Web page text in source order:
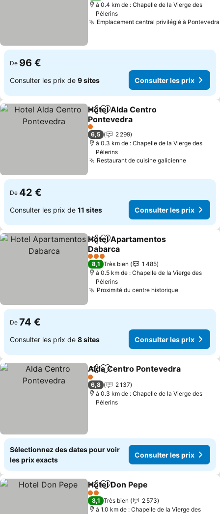
à 0.4 km de : Chapelle de la Vierge des
Pélerins
Emplacement central privilégié à Pontevedra
De 96 €
Consulter les prix de 9 sites Consulter les prix
PartagerAjouter à mes favoris
Hotel Alda Centro
Pontevedra
1 Étoiles
6,5
2 299
à 0.3 km de : Chapelle de la Vierge des
Pélerins
Restaurant de cuisine galicienne
De 42 €
Consulter les prix de 11 sites Consulter les prix
PartagerAjouter à mes favoris
Hotel Apartamentos
Dabarca
3 Étoiles
8,1 Très bien
1 485
à 0.5 km de : Chapelle de la Vierge des
Pélerins
Proximité du centre historique
De 74 €
Consulter les prix de 8 sites Consulter les prix
PartagerAjouter à mes favoris
Alda Centro Pontevedra
1 Étoiles
6,8
2 137
à 0.3 km de : Chapelle de la Vierge des
Pélerins
Sélectionnez des dates pour voir
les prix exacts
Consulter les prix
PartagerAjouter à mes favoris
Hotel Don Pepe
2 Étoiles
8,1 Très bien
2 573
à 1.0 km de : Chapelle de la Vierge des